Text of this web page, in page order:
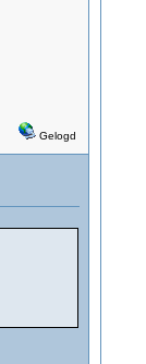
Gelogd